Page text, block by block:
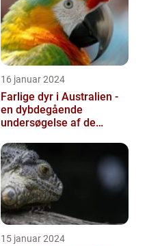
16 januar 2024
Farlige dyr i Australien -
en dybdegående
undersøgelse af de
15 januar 2024